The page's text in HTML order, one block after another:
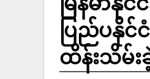
ပြည်ပနို
ထိန်းသိမ်း